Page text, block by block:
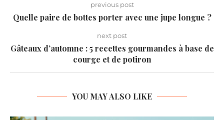
previous post
Quelle paire de bottes porter avec une jupe longue ?
next post
Gâteaux d’automne : 5 recettes gourmandes à base de
courge et de potiron
YOU MAY ALSO LIKE